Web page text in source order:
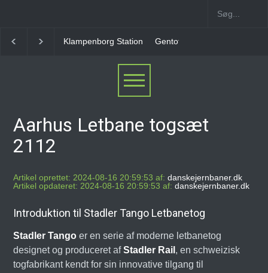
Gentofte Station Ny Ellebjerg Station [2006-2023]
Aarhus Letbane togsæt
2112
Artikel oprettet: 2024-08-16 20:59:53 af: danskejernbaner.dk
Artikel opdateret: 2024-08-16 20:59:53 af: danskejernbaner.dk
Introduktion til Stadler Tango Letbanetog
Stadler Tango er en serie af moderne letbanetog
designet og produceret afStadler Rail , en schweizisk
togfabrikant kendt for sin innovative tilgang til